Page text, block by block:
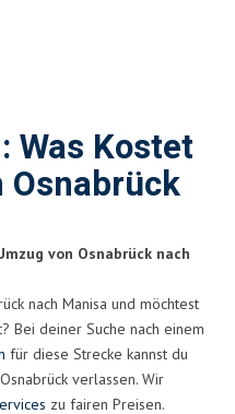
Was Kostet
Osnabrück
von Osnabrück nach
nach Manisa und möchtest
Bei deiner Suche nach einem
für diese Strecke kannst du
verlassen. Wir
zu fairen Preisen.